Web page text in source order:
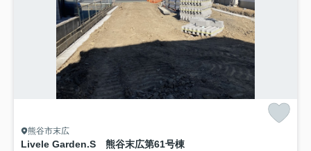
熊谷市末広
Livele Garden.S 熊谷末広第61号棟